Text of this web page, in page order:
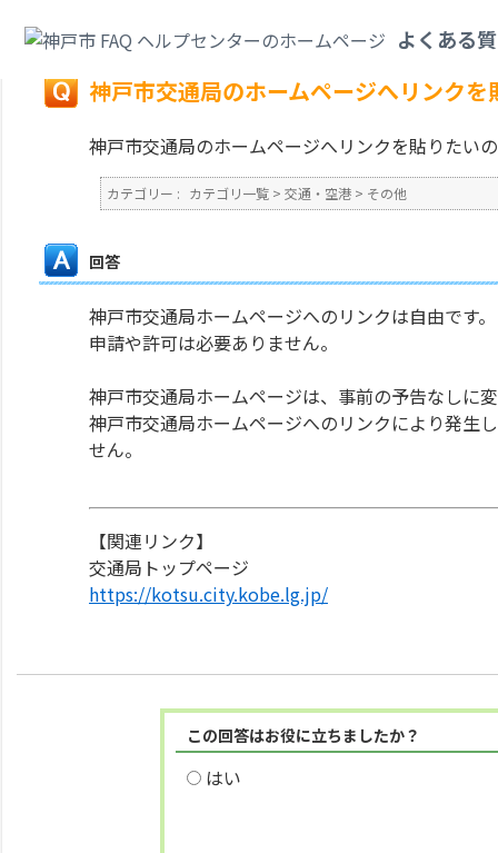
よくある
戻る
神戸市交通局のホームページへリンク
神戸市交通局のホームページへリンクを貼りたい
カテゴリー : カテゴリ一覧 > 交通・空港 > その他
回答
神戸市交通局ホームページへのリンクは自由です。
申請や許可は必要ありません。
神戸市交通局ホームページは、事前の予告なしに
神戸市交通局ホームページへのリンクにより発生
せん。
【関連リンク】
交通局トップページ
https://kotsu.city.kobe.lg.jp/
この回答はお役に立ちましたか？
はい